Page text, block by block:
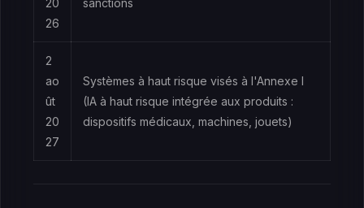
20
26
sanctions
2
ao
ût
20
27
Systèmes à haut risque visés à l'Annexe I
(IA à haut risque intégrée aux produits :
dispositifs médicaux, machines, jouets)